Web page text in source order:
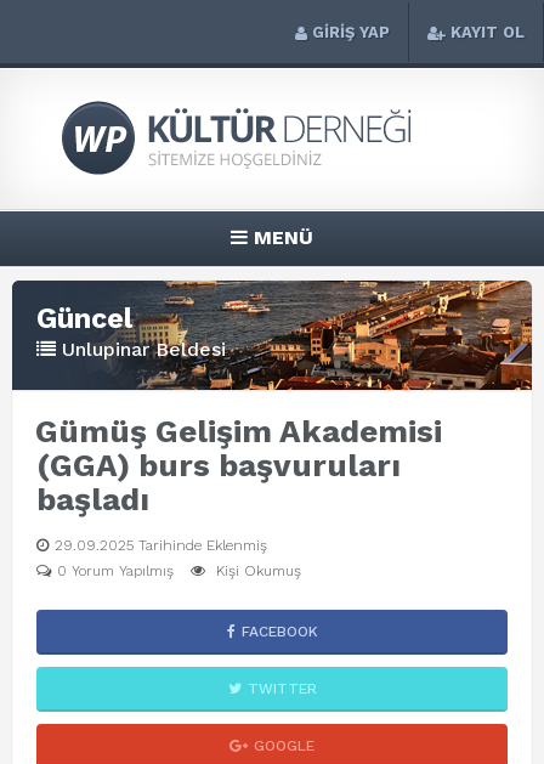
GİRİŞ YAP KAYIT OL
MENÜ
Güncel
Unlupinar Beldesi
Gümüş Gelişim Akademisi
(GGA) burs başvuruları
başladı
29.09.2025 Tarihinde Eklenmiş
0 Yorum Yapılmış
Kişi Okumuş
FACEBOOK
TWITTER
GOOGLE